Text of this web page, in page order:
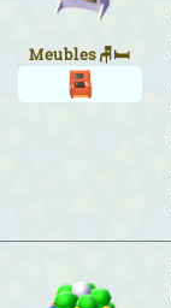
Meubles🪑🛏